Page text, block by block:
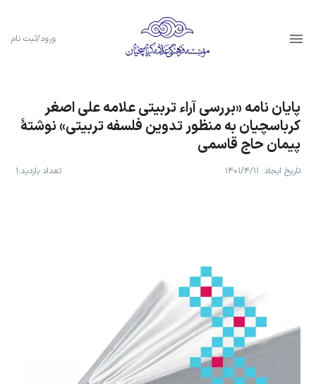
ورود/ثبت نام
پایان نامه «بررسی آراء تربیتی علامه علی اصغر
کرباسچیان به منظور تدوین فلسفه تربیتی» نوشتۀ
پیمان حاج قاسمی
تاریخ ایجاد: ۱۴۰۱/۴/۱۱ تعداد بازدید:۱